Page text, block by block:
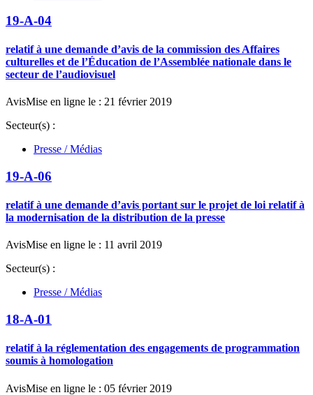
19-A-04
relatif à une demande d’avis de la commission des Affaires
culturelles et de l’Éducation de l’Assemblée nationale dans le
secteur de l’audiovisuel
AvisMise en ligne le : 21 février 2019
Secteur(s) :
Presse / Médias
19-A-06
relatif à une demande d’avis portant sur le projet de loi relatif à
la modernisation de la distribution de la presse
AvisMise en ligne le : 11 avril 2019
Secteur(s) :
Presse / Médias
18-A-01
relatif à la réglementation des engagements de programmation
soumis à homologation
AvisMise en ligne le : 05 février 2019